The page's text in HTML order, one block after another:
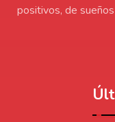
positivos, de